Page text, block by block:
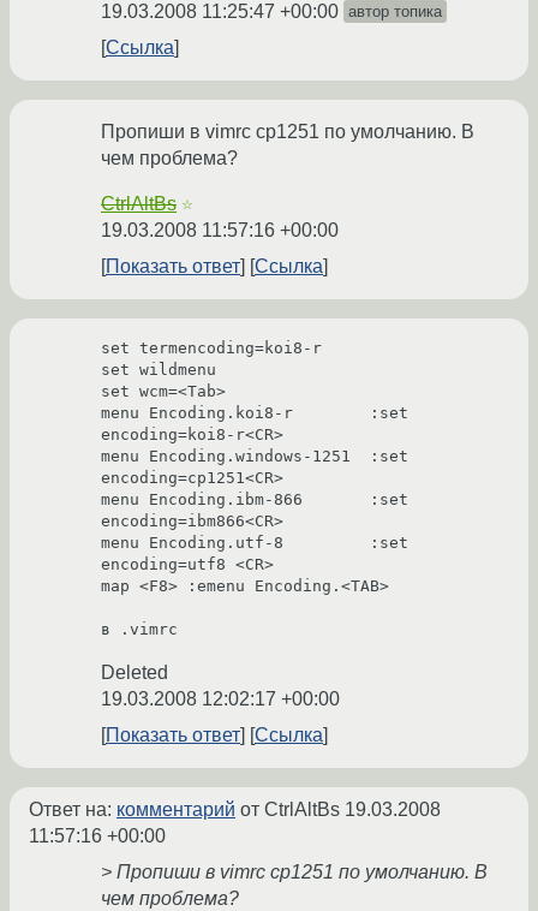
19.03.2008 11:25:47 +00:00 автор топика
Ссылка
Пропиши в vimrc cp1251 по умолчанию. В
чем проблема?
CtrlAltBs ☆
19.03.2008 11:57:16 +00:00
Показать ответ
Ссылка
set termencoding=koi8-r
set wildmenu
set wcm=<Tab>
menu Encoding.koi8-r        :set
encoding=koi8-r<CR>
menu Encoding.windows-1251  :set
encoding=cp1251<CR>
menu Encoding.ibm-866       :set
encoding=ibm866<CR>
menu Encoding.utf-8         :set
encoding=utf8 <CR>
map <F8> :emenu Encoding.<TAB>
в .vimrc
Deleted
19.03.2008 12:02:17 +00:00
Показать ответ
Ссылка
Ответ на: комментарий от CtrlAltBs 19.03.2008
11:57:16 +00:00
> Пропиши в vimrc cp1251 по умолчанию. В
чем проблема?